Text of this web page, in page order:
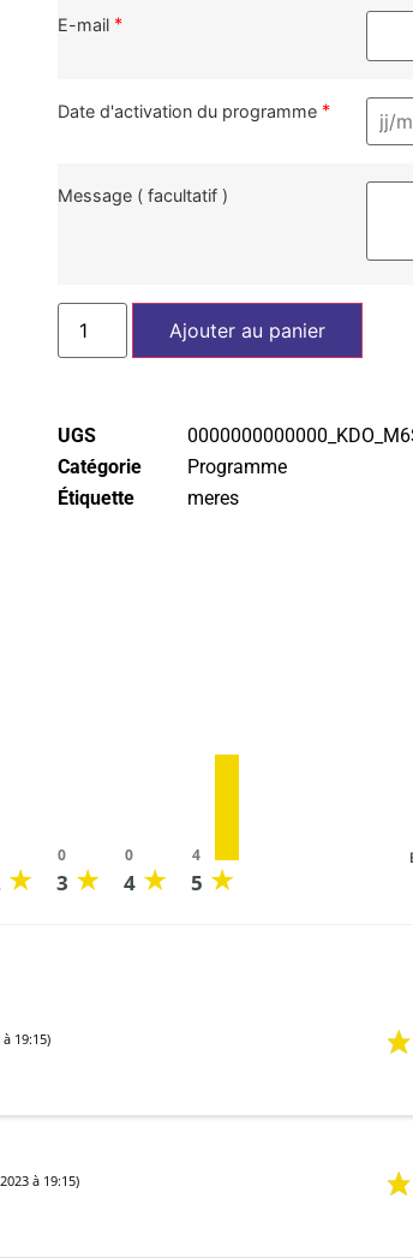
E-mail *
Date d'activation du programme *
Message ( facultatif )
Ajouter au panier
UGS
Catégorie
Programme
Étiquette
meres
★
0
3 ★
0
4 ★
4
5 ★
19:15)
à 19:15)